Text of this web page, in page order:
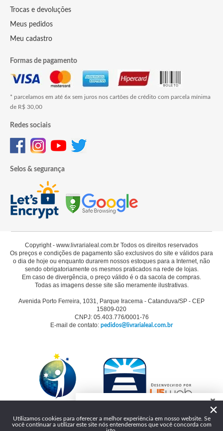
Trocas e devoluções
Meus pedidos
Meu cadastro
Formas de pagamento
* parcelamos em até 6x sem juros nos cartões de crédito com parcela mínima
de R$ 30,00
Redes sociais
Selos & segurança
Copyright - www.livrarialeal.com.br Todos os direitos reservados
Os preços e condições de pagamento são exclusivos do site e válidos para
o dia de hoje ou enquanto durarem nossos estoques para a Internet, não
sendo obrigatoriamente os mesmos praticados na rede de lojas.
Em caso de divergência, o preço válido é o da sacola de compras.
Todas as imagens desse site são meramente ilustrativas.
Avenida Porto Ferreira, 1031, Parque Iracema - Catanduva/SP - CEP
15809-020
CNPJ: 05.403.776/0001-76
E-mail de contato: pedidos@livrarialeal.com.br
×
Utilizamos cookies para oferecer a melhor experiência em nosso website. Se
você continuar a utilizar este site nós entenderemos que você concorda com
Como podemos te ajudar?
Olá, seja bem-vindo à Livraria Leal!